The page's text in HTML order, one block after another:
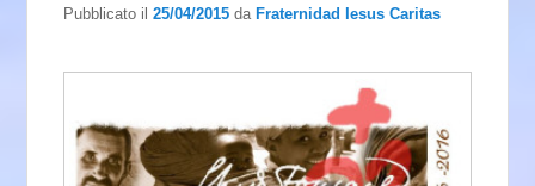
Pubblicato il25/04/2015 daFraternidad Iesus Caritas